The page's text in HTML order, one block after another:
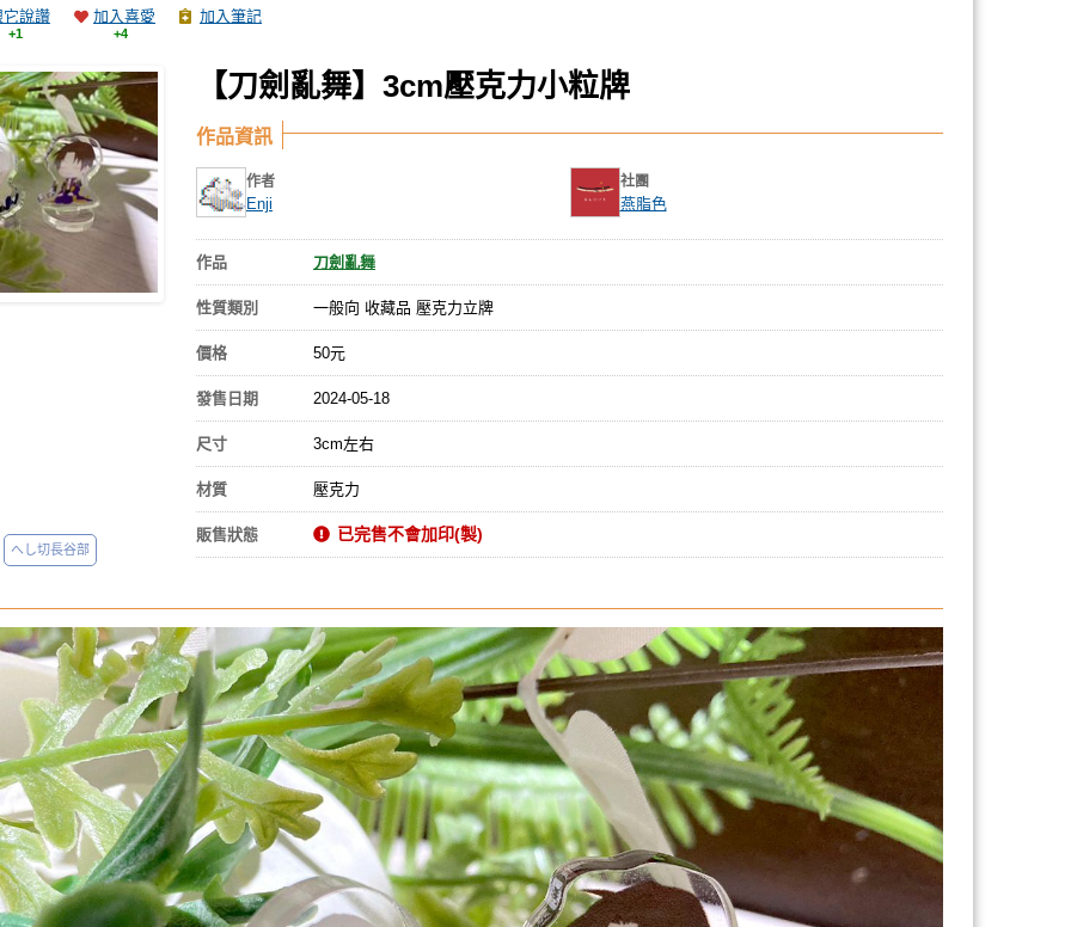
它說讚
+1
加入喜愛
+4
加入筆記
【刀劍亂舞】3cm壓克力小粒牌
へし切長谷部
作品資訊
作者
Enji
社團
燕脂色
作品 刀劍亂舞
性質類別 一般向 收藏品 壓克力立牌
價格 50元
發售日期 2024-05-18
尺寸 3cm左右
材質 壓克力
販售狀態 已完售不會加印(製)